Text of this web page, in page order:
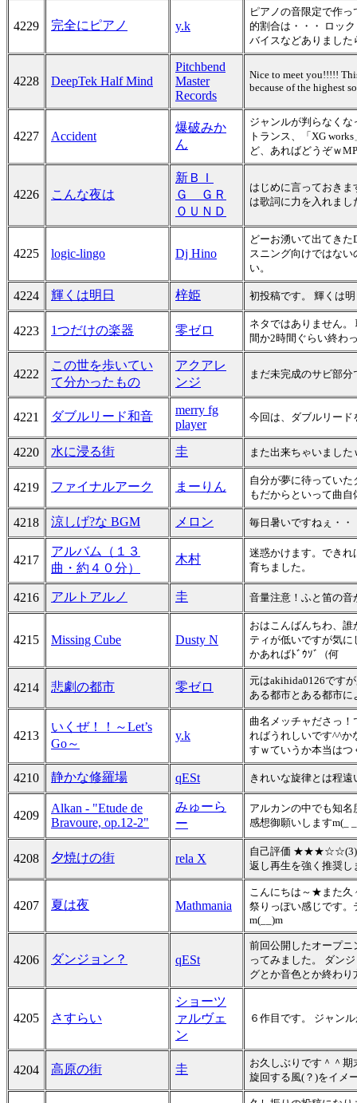
4229 完全にピアノ y.k
ピアノの音限定で作
的割合は・・・ ロッ
バイスなどありました
4228 DeepTek Half Mind
Pitchbend
Master
Records
Nice to meet you!!!!!
because of the highest
4227 Accident
爆破みか
ん
ジャンルが判らなく
トランス、「XG
ど、あればどうぞｗ
4226 こんな夜は
新ＢＩ
Ｇ ＧＲ
ＯＵＮＤ
はじめに言っておき
は歌詞に力を入れま
4225 logic-lingo Dj Hino
どーお湧いて出てき
スニング向けではな
い。
4224 輝くは明日 梓姫 初投稿です。 輝くは
4223 1つだけの楽器 零ゼロ
ネタではありません
間か2時間ぐらい終わ
4222
この世を歩いてい
て分かったもの
アクアレ
ンジ
まだ未完成のサビ部
4221 ダブルリード和音
merry fg
player
今回は、ダブルリー
4220 水に浸る街 圭 また出来ちゃいまし
4219 ファイナルアーク まーりん
自分が夢に待ってい
もだからといって曲
4218 涼しげ?な BGM メロン 毎日暑いですねぇ・・
4217
アルバム（１３
曲・約４０分）
木村
迷惑かけます。でき
育ちました。
4216 アルトアルノ 圭 音量注意！ふと笛の
4215 Missing Cube Dusty N
おはこんばんちわ、
ティが低いですが気
かあればﾄﾞｳｿﾞ（何
4214 悲劇の都市 零ゼロ
元はakihida0126です
ある都市とある都市
4213
いくぜ！！～Let’s
Go～
y.k
曲名メッチャださっ
ればうれしいです^^か
すｗていうか本当はつ
4210 静かな修羅場 qESt きれいな旋律とは程遠
4209
Alkan - "Etude de
Bravoure, op.12-2"
みゅーら
ー
アルカンの中でも知
感想御願いしますm(_
4208 夕焼けの街 rela X
自己評価 ★★★☆☆(3)
返し再生を強く推奨し
4207 夏は夜 Mathmania
こんにちは～★また久
祭りっぽい感じです
m(__)m
4206 ダンジョン？ qESt
前回公開したオープ
ってみました。 ダン
グとか音色とか終わ
4205 さすらい
ショーツ
ァルヴェ
ン
６作目です。 ジャン
4204 高原の街 圭
お久しぶりです＾＾
旋回する風(？)をイメ